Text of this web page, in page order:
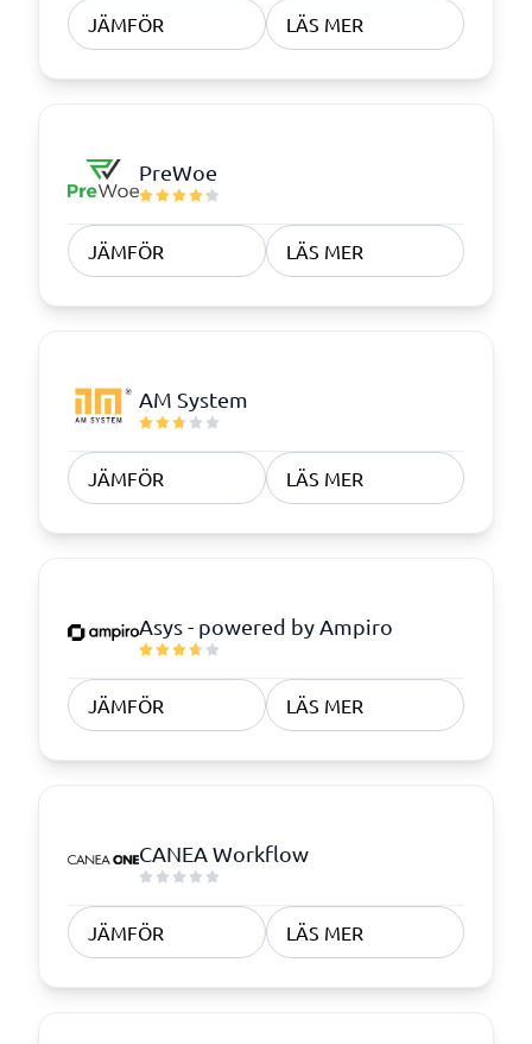
JÄMFÖR LÄS MER
PreWoe
JÄMFÖR LÄS MER
AM System
JÄMFÖR LÄS MER
Asys - powered by Ampiro
JÄMFÖR LÄS MER
CANEA Workflow
JÄMFÖR LÄS MER